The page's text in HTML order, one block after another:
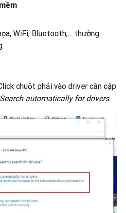
WiFi, Bluetooth,… thường
chuột phải vào driver cần cập
Search automatically for drivers.